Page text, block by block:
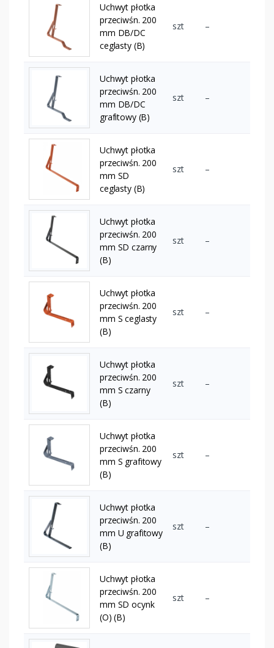
Uchwyt płotka
przeciwśn. 200
mm DB/DC
ceglasty (B)
szt –
Uchwyt płotka
przeciwśn. 200
mm DB/DC
grafitowy (B)
szt –
Uchwyt płotka
przeciwśn. 200
mm SD
ceglasty (B)
szt –
Uchwyt płotka
przeciwśn. 200
mm SD czarny
(B)
szt –
Uchwyt płotka
przeciwśn. 200
mm S ceglasty
(B)
szt –
Uchwyt płotka
przeciwśn. 200
mm S czarny
(B)
szt –
Uchwyt płotka
przeciwśn. 200
mm S grafitowy
(B)
szt –
Uchwyt płotka
przeciwśn. 200
mm U grafitowy
(B)
szt –
Uchwyt płotka
przeciwśn. 200
mm SD ocynk
(O) (B)
szt –